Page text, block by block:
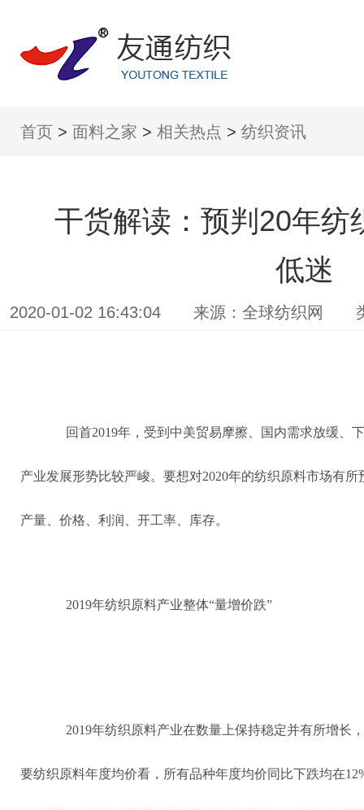
首页 > 面料之家 > 相关热点 > 纺织资讯
干货解读：预判20年纺
低迷
2020-01-02 16:43:04 来源：全球纺织网
回首2019年，受到中美贸易摩擦、国内需求放缓、
产业发展形势比较严峻。要想对2020年的纺织原料市场有
产量、价格、利润、开工率、库存。
2019年纺织原料产业整体“量增价跌”
2019年纺织原料产业在数量上保持稳定并有所增长
要纺织原料年度均价看，所有品种年度均价同比下跌均在